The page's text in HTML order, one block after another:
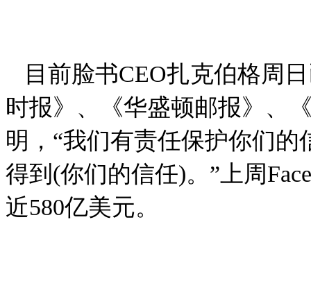
目前脸书CEO扎克伯格周
时报》、《华盛顿邮报》、
明，“我们有责任保护你们
得到(你们的信任)。”上周
近580亿美元。